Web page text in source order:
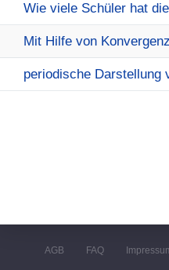
Wie viele Schüler hat
Mit Hilfe von
periodische Darstellung
AGB FAQ